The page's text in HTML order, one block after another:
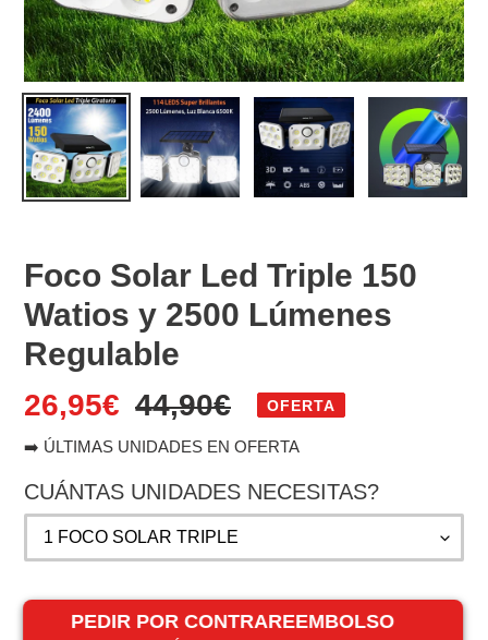
Foco Solar Led Triple 150
Watios y 2500 Lúmenes
Regulable
Precio
de
venta
26,95€ Precio
habitual
44,90€ OFERTA
➡️ ÚLTIMAS UNIDADES EN OFERTA
CUÁNTAS UNIDADES NECESITAS?
PEDIR POR CONTRAREEMBOLSO